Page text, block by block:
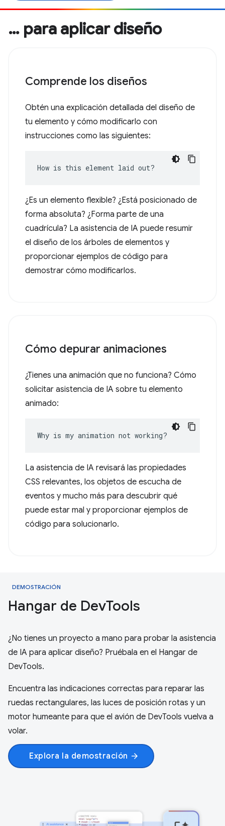
… para aplicar diseño
Comprende los diseños
Obtén una explicación detallada del diseño de
tu elemento y cómo modificarlo con
instrucciones como las siguientes:
How is this element laid out?
¿Es un elemento flexible? ¿Está posicionado de
forma absoluta? ¿Forma parte de una
cuadrícula? La asistencia de IA puede resumir
el diseño de los árboles de elementos y
proporcionar ejemplos de código para
demostrar cómo modificarlos.
Cómo depurar animaciones
¿Tienes una animación que no funciona? Cómo
solicitar asistencia de IA sobre tu elemento
animado:
Why is my animation not working?
La asistencia de IA revisará las propiedades
CSS relevantes, los objetos de escucha de
eventos y mucho más para descubrir qué
puede estar mal y proporcionar ejemplos de
código para solucionarlo.
DEMOSTRACIÓN
Hangar de DevTools
¿No tienes un proyecto a mano para probar la asistencia
de IA para aplicar diseño? Pruébala en el Hangar de
DevTools.
Encuentra las indicaciones correctas para reparar las
ruedas rectangulares, las luces de posición rotas y un
motor humeante para que el avión de DevTools vuelva a
volar.
Explora la demostración arrow_forward